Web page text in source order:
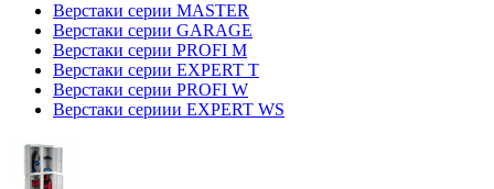
Верстаки серии MASTER
Верстаки серии GARAGE
Верстаки серии PROFI M
Верстаки серии EXPERT T
Верстаки серии PROFI W
Верстаки сериии EXPERT WS